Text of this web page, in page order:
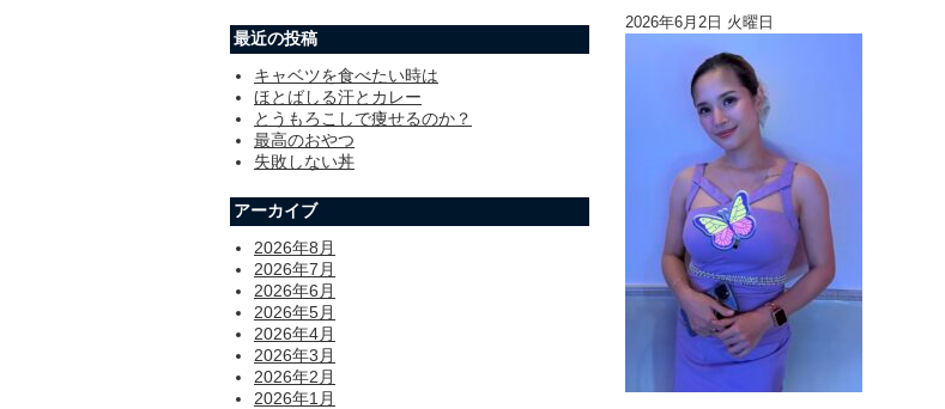
2026年6月2日 火曜日
最近の投稿
キャベツを食べたい時は
ほとばしる汗とカレー
とうもろこしで痩せるのか？
最高のおやつ
失敗しない丼
アーカイブ
2026年8月
2026年7月
2026年6月
2026年5月
2026年4月
2026年3月
2026年2月
2026年1月